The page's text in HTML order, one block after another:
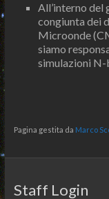
All’interno del
congiunta dei
Microonde
siamo
simulazioni N-
Pagina gestita da Marco
Staff Login